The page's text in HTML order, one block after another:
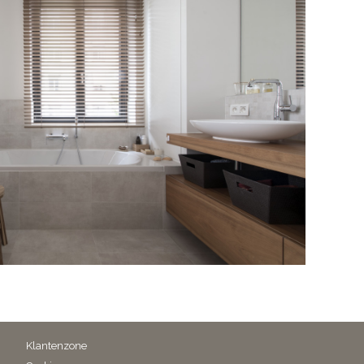
Klantenzone